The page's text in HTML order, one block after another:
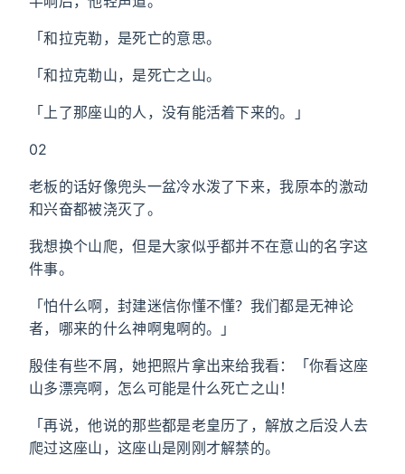
「和拉克勒，是死亡的意思。
「和拉克勒山，是死亡之山。
「上了那座山的人，没有能活着下来的。」
02
老板的话好像兜头一盆冷水泼了下来，我原本的激动
和兴奋都被浇灭了。
我想换个山爬，但是大家似乎都并不在意山的名字这
件事。
「怕什么啊，封建迷信你懂不懂？我们都是无神论
者，哪来的什么神啊鬼啊的。」
殷佳有些不屑，她把照片拿出来给我看：「你看这座
山多漂亮啊，怎么可能是什么死亡之山！
「再说，他说的那些都是老皇历了，解放之后没人去
爬过这座山，这座山是刚刚才解禁的。